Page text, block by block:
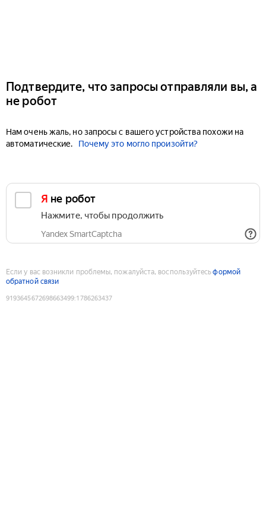
Подтвердите, что запросы отправляли вы, а
не робот
Нам очень жаль, но запросы с вашего устройства похожи на
автоматические.
Почему это могло произойти?
Я не робот
Нажмите, чтобы продолжить
Yandex SmartCaptcha
Если у вас возникли проблемы, пожалуйста, воспользуйтесьформой
обратной связи
9193645672698663499:1786263437